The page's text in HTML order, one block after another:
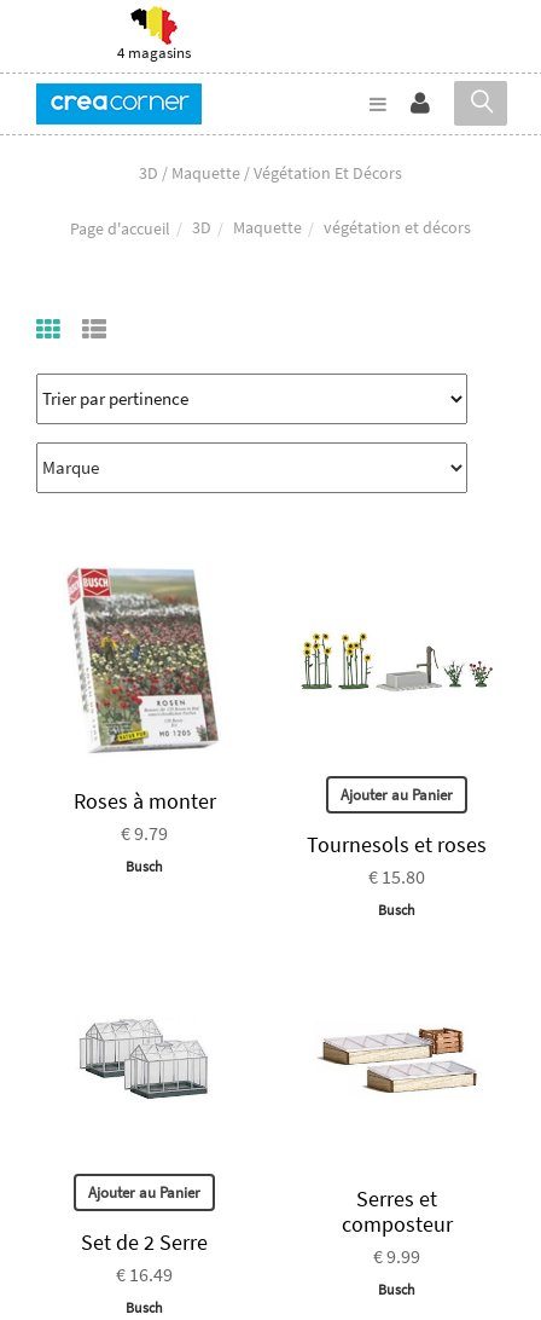
4 magasins
3D / Maquette / Végétation Et Décors
Page d'accueil 3D Maquette végétation et décors
Roses à monter
€ 9.79
Busch
Ajouter au Panier
Tournesols et roses
€ 15.80
Busch
Ajouter au Panier
Set de 2 Serre
€ 16.49
Busch
Serres et
composteur
€ 9.99
Busch